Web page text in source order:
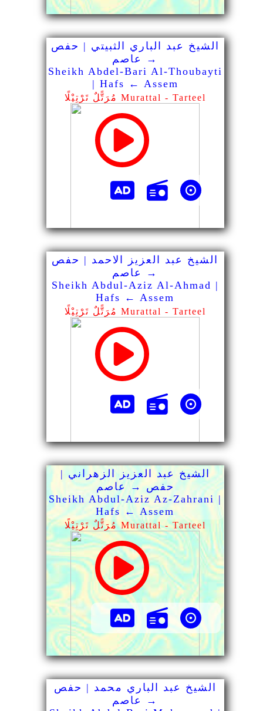
الشيخ عبد الباري الثبيتي | حفص
→ عاصم
Sheikh Abdel-Bari Al-Thoubayti
| Hafs ← Assem
مُرَتًّلٌ تَرْتِيْلًا Murattal - Tarteel
الشيخ عبد العزيز الاحمد | حفص
→ عاصم
Sheikh Abdul-Aziz Al-Ahmad |
Hafs ← Assem
مُرَتًّلٌ تَرْتِيْلًا Murattal - Tarteel
الشيخ عبد العزيز الزهراني |
حفص → عاصم
Sheikh Abdul-Aziz Az-Zahrani |
Hafs ← Assem
مُرَتًّلٌ تَرْتِيْلًا Murattal - Tarteel
الشيخ عبد الباري محمد | حفص
→ عاصم